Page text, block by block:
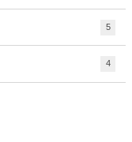
5
4